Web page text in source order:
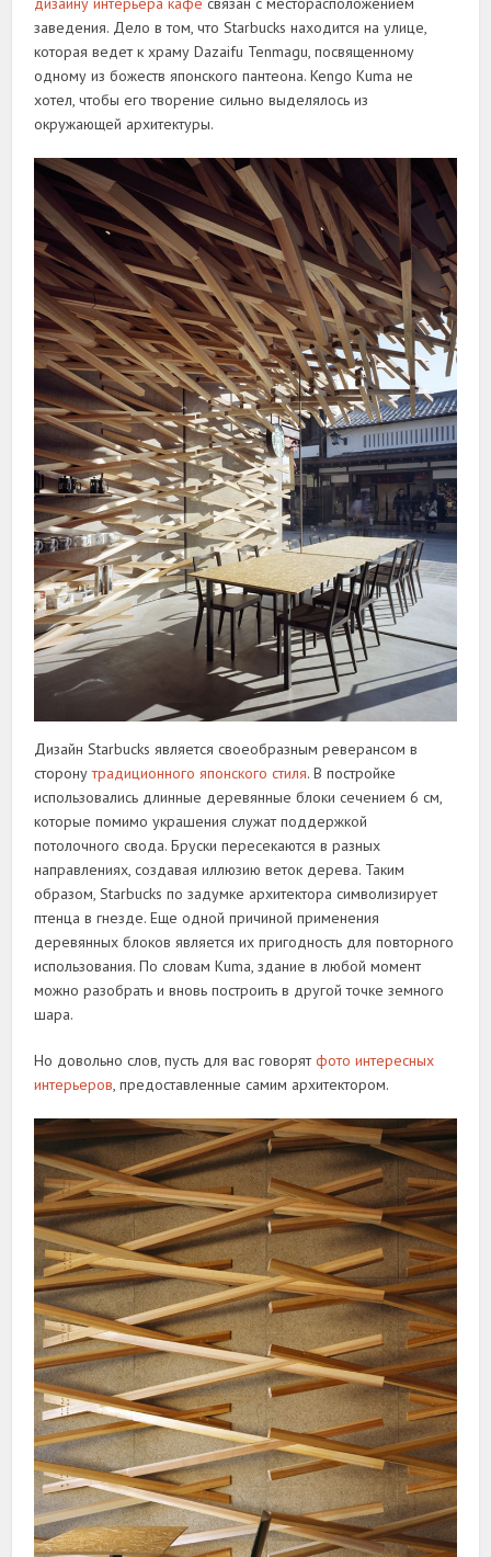
заведения. Дело в том, что Starbucks находится на улице,
которая ведет к храму Dazaifu Tenmagu, посвященному
одному из божеств японского пантеона. Kengo Kuma не
хотел, чтобы его творение сильно выделялось из
окружающей архитектуры.
Дизайн Starbucks является своеобразным реверансом в
сторонутрадиционного японского стиля. В постройке
использовались длинные деревянные блоки сечением 6 см,
которые помимо украшения служат поддержкой
потолочного свода. Бруски пересекаются в разных
направлениях, создавая иллюзию веток дерева. Таким
образом, Starbucks по задумке архитектора символизирует
птенца в гнезде. Еще одной причиной применения
деревянных блоков является их пригодность для повторного
использования. По словам Kuma, здание в любой момент
можно разобрать и вновь построить в другой точке земного
шара.
Но довольно слов, пусть для вас говорятфото интересных
интерьеров, предоставленные самим архитектором.